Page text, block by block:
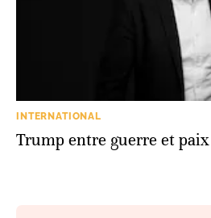
INTERNATIONAL
Trump entre guerre et